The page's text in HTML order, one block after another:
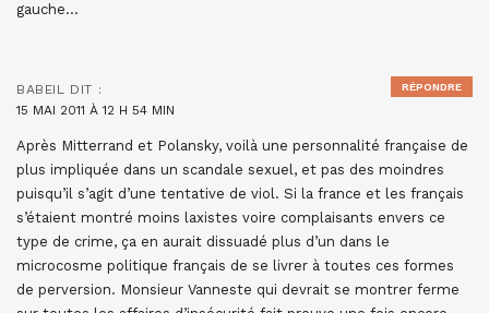
gauche…
BABEIL DIT :
15 MAI 2011 À 12 H 54 MIN
Après Mitterrand et Polansky, voilà une personnalité française de
plus impliquée dans un scandale sexuel, et pas des moindres
puisqu’il s’agit d’une tentative de viol. Si la france et les français
s’étaient montré moins laxistes voire complaisants envers ce
type de crime, ça en aurait dissuadé plus d’un dans le
microcosme politique français de se livrer à toutes ces formes
de perversion. Monsieur Vanneste qui devrait se montrer ferme
RÉPONDRE